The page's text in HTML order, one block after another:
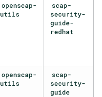
openscap-
utils
scap-
security-
guide-
redhat
openscap-
utils
scap-
security-
guide